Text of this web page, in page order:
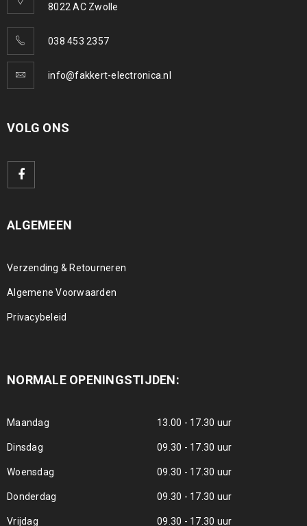
8022 AC Zwolle
038 453 2357
info@fakkert-electronica.nl
VOLG ONS
ALGEMEEN
Verzending & Retourneren
Algemene Voorwaarden
Privacybeleid
NORMALE OPENINGSTIJDEN:
Maandag 13.00 - 17.30 uur
Dinsdag 09.30 - 17.30 uur
Woensdag 09.30 - 17.30 uur
Donderdag 09.30 - 17.30 uur
Vrijdag 09.30 - 17.30 uur